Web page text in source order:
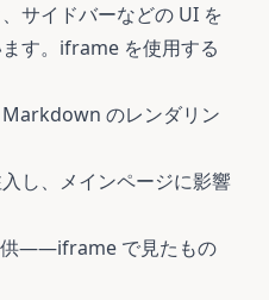
サイドバーなどの UI を
す。iframe を使用する
のレンダリン
し、メインページに影響
供——iframe で見たもの